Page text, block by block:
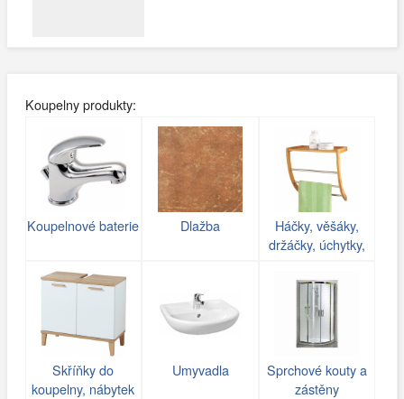
Koupelny produkty:
Koupelnové baterie Dlažba
Háčky, věšáky,
držáčky, úchytky,
Skříňky do
koupelny, nábytek
Umyvadla
Sprchové kouty a
zástěny